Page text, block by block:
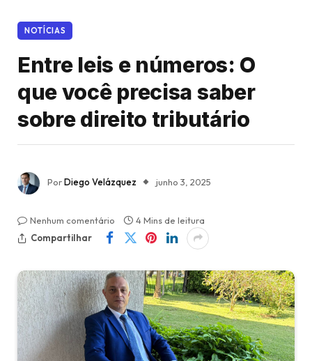
NOTÍCIAS
Entre leis e números: O
que você precisa saber
sobre direito tributário
PorDiego Velázquez junho 3, 2025
Nenhum comentário
4 Mins de leitura
Compartilhar